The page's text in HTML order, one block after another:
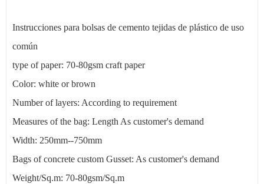
Instrucciones para bolsas de cemento tejidas de plástico de uso
común
type of paper: 70-80gsm craft paper
Color: white or brown
Number of layers: According to requirement
Measures of the bag: Length As customer's demand
Width: 250mm--750mm
Bags of concrete custom Gusset: As customer's demand
Weight/Sq.m: 70-80gsm/Sq.m